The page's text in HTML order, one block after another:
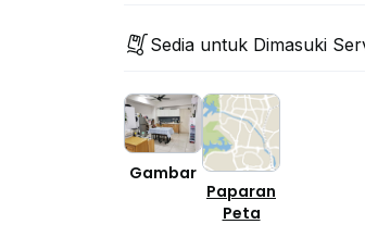
Sedia untuk Dimasuki
Gambar
Paparan
Peta